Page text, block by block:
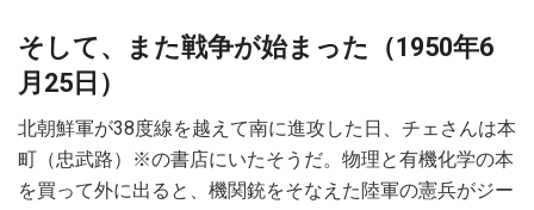
そして、また戦争が始まった（1950年6
月25日）
北朝鮮軍が38度線を越えて南に進攻した日、チェさんは本
町（忠武路）※の書店にいたそうだ。物理と有機化学の本
を買って外に出ると、機関銃をそなえた陸軍の憲兵がジー